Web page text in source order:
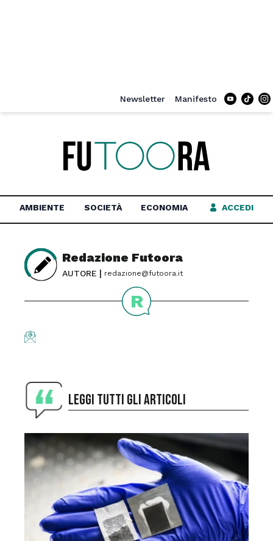
Newsletter Manifesto
Tiktok
AMBIENTE SOCIETÀ ECONOMIA ACCEDI
Redazione Futoora
AUTORE | redazione@futoora.it
R
LEGGI TUTTI GLI ARTICOLI